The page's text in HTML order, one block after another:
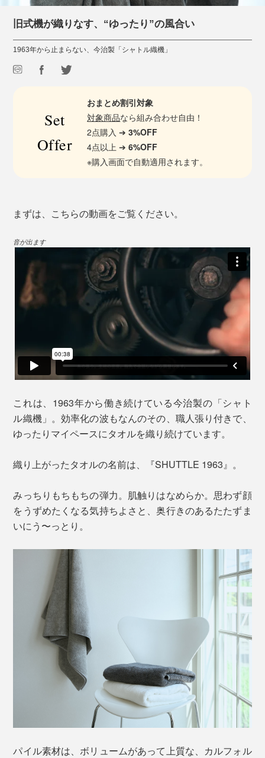
旧式機が織りなす、“ゆったり”の風合い
1963年から止まらない、今治製「シャトル織機」
Set
Offer
おまとめ割引対象
対象商品なら組み合わせ自由！
2点購入 ➔3%OFF
4点以上 ➔6%OFF
※購入画面で自動適用されます。
まずは、こちらの動画をご覧ください。
音が出ます
これは、1963年から働き続けている今治製の「シャト
ル織機」。効率化の波もなんのその、職人張り付きで、
ゆったりマイペースにタオルを織り続けています。
織り上がったタオルの名前は、『SHUTTLE 1963』。
みっちりもちもちの弾力。肌触りはなめらか。思わず顔
をうずめたくなる気持ちよさと、奥行きのあるたたずま
いにう〜っとり。
パイル素材は、ボリュームがあって上質な、カルフォル